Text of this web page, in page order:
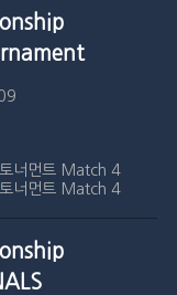
너먼트 Match 4
너먼트 Match 4